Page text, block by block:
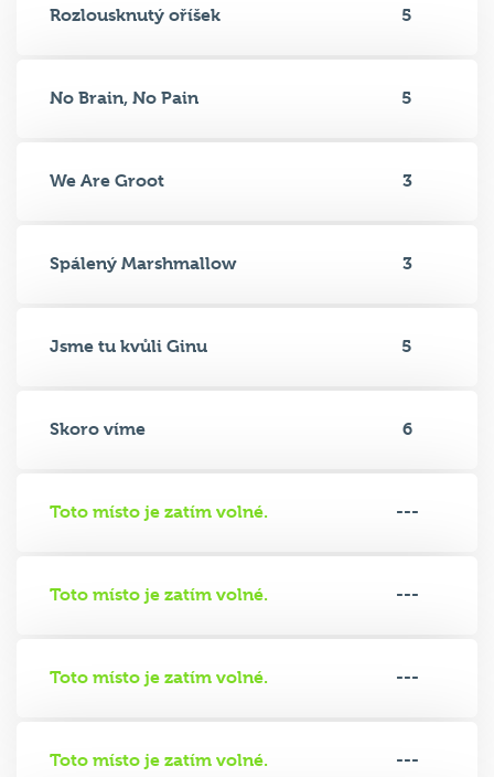
Rozlousknutý oříšek 5
No Brain, No Pain 5
We Are Groot 3
Spálený Marshmallow 3
Jsme tu kvůli Ginu 5
Skoro víme 6
Toto místo je zatím volné. ---
Toto místo je zatím volné. ---
Toto místo je zatím volné. ---
Toto místo je zatím volné. ---